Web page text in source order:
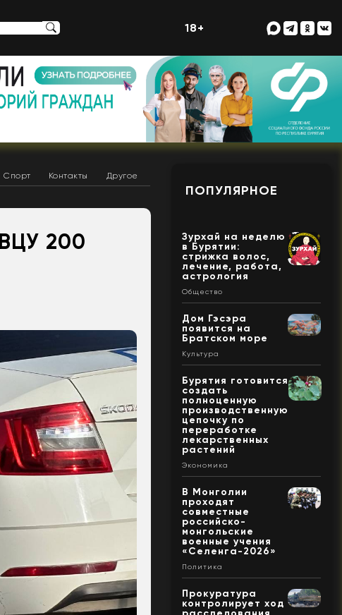
18+
Спорт Контакты Другое
200
ПОПУЛЯРНОЕ
Зурхай на неделю
в Бурятии:
стрижка волос,
лечение, работа,
астрология
Общество
Дом Гэсэра
появится на
Братском море
Культура
Бурятия готовится
создать
полноценную
производственную
цепочку по
переработке
лекарственных
растений
Экономика
В Монголии
проходят
совместные
российско-
монгольские
военные учения
«Селенга-2026»
Политика
Прокуратура
контролирует ход